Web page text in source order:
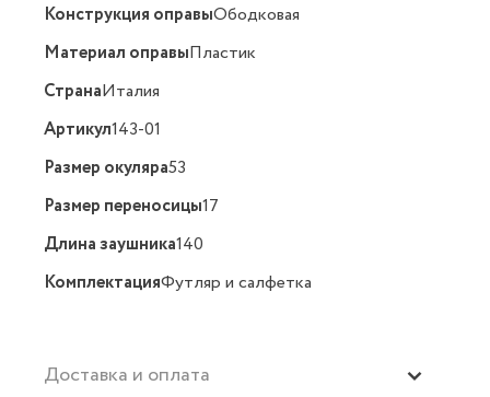
Конструкция оправыОбодковая
Материал оправыПластик
СтранаИталия
Артикул143-01
Размер окуляра53
Размер переносицы17
Длина заушника140
КомплектацияФутляр и салфетка
Доставка и оплата